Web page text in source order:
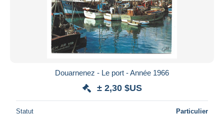
Douarnenez - Le port - Année 1966
± 2,30 $US
Statut Particulier